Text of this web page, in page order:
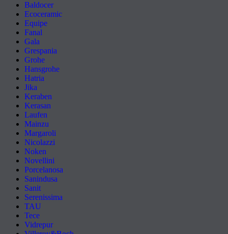
Baldocer
Ecoceramic
Equipe
Fanal
Gala
Grespania
Grohe
Hansgrohe
Hatria
Jika
Keraben
Kerasan
Laufen
Mainzu
Margaroli
Nicolazzi
Noken
Novellini
Porcelanosa
Sanindusa
Sanit
Serenissima
TAU
Tece
Vidrepur